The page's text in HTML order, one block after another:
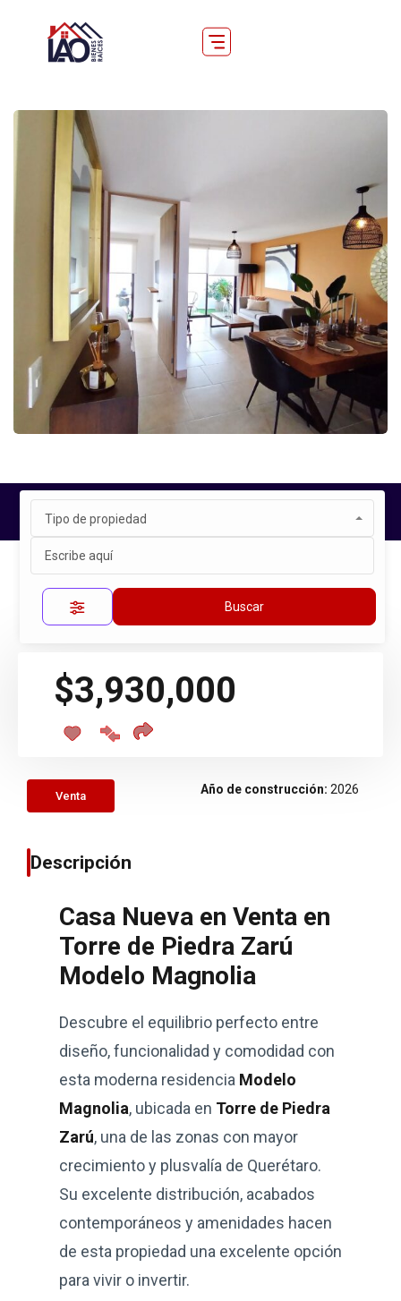
Tipo de propiedad
Buscar
Propiedad única
$3,930,000
Venta Año de construcción: 2026
Descripción
Casa Nueva en Venta en
Torre de Piedra Zarú
Modelo Magnolia
Descubre el equilibrio perfecto entre
diseño, funcionalidad y comodidad con
esta moderna residencia Modelo
Magnolia, ubicada en Torre de Piedra
Zarú, una de las zonas con mayor
crecimiento y plusvalía de Querétaro.
Su excelente distribución, acabados
contemporáneos y amenidades hacen
de esta propiedad una excelente opción
para vivir o invertir.